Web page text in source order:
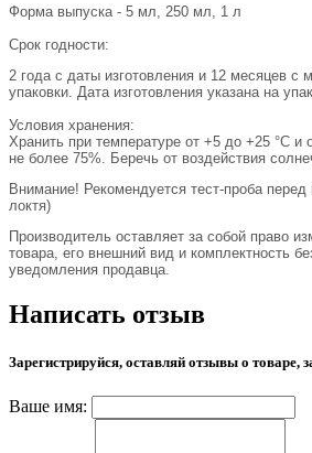
Форма выпуска - 5 мл, 250 мл, 1 л
Срок годности:
2 года с даты изготовления и 12 месяцев с
упаковки. Дата изготовления указана на
Условия хранения:
Хранить при температуре от +5 до +25 °С и
не более 75%. Беречь от воздействия
Внимание! Рекомендуется тест-проба
локтя)
Производитель оставляет за собой право
товара, его внешний вид и комплектность
уведомления продавца.
Написать отзыв
Зарегистрируйся, оставляй отзывы о товаре,
Ваше имя: